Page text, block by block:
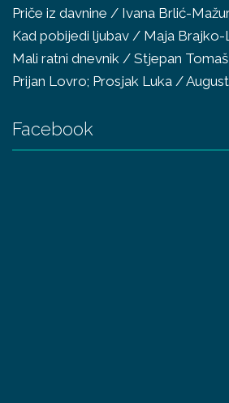
Priče iz davnine / Ivana Brlić-
Kad pobijedi ljubav / Maja Brajko-
Mali ratni dnevnik / Stjepan Tomaš
Prijan Lovro; Prosjak Luka /
Facebook